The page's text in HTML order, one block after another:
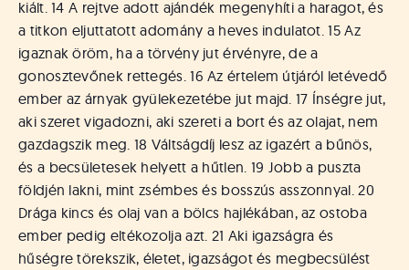
kiált. 14 A rejtve adott ajándék megenyhíti a haragot, és
a titkon eljuttatott adomány a heves indulatot. 15 Az
igaznak öröm, ha a törvény jut érvényre, de a
gonosztevőnek rettegés. 16 Az értelem útjáról letévedő
ember az árnyak gyülekezetébe jut majd. 17 Ínségre jut,
aki szeret vigadozni, aki szereti a bort és az olajat, nem
gazdagszik meg. 18 Váltságdíj lesz az igazért a bűnös,
és a becsületesek helyett a hűtlen. 19 Jobb a puszta
földjén lakni, mint zsémbes és bosszús asszonnyal. 20
Drága kincs és olaj van a bölcs hajlékában, az ostoba
ember pedig eltékozolja azt. 21 Aki igazságra és
hűségre törekszik, életet, igazságot és megbecsülést